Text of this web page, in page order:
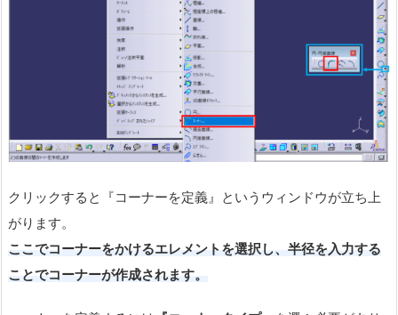
クリックすると『コーナーを定義』というウィンドウが立ち上
がります。
ここでコーナーをかけるエレメントを選択し、半径を入力する
ことでコーナーが作成されます。